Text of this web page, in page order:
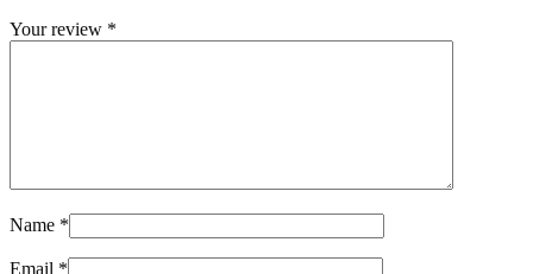
Your review *
Name *
Email *